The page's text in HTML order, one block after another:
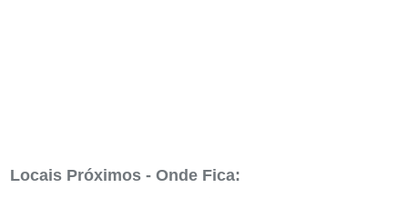
Locais Próximos - Onde Fica: